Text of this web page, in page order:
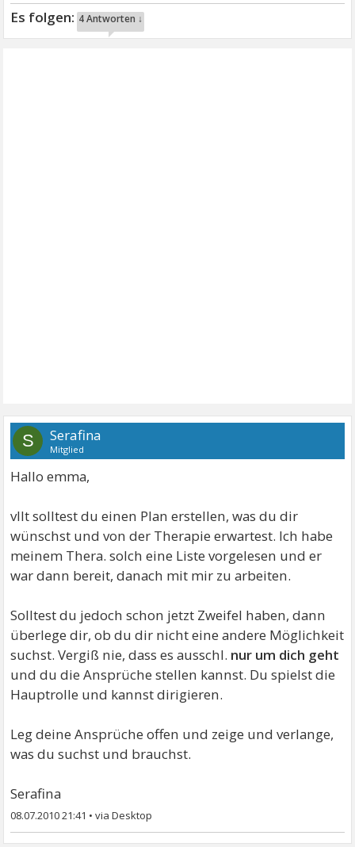
4 Antworten ↓
S Serafina
Mitglied
Hallo emma,
vllt solltest du einen Plan erstellen, was du dir
wünschst und von der Therapie erwartest. Ich habe
meinem Thera. solch eine Liste vorgelesen und er
war dann bereit, danach mit mir zu arbeiten.
Solltest du jedoch schon jetzt Zweifel haben, dann
überlege dir, ob du dir nicht eine andere Möglichkeit
suchst. Vergiß nie, dass es ausschl. nur um dich geht
und du die Ansprüche stellen kannst. Du spielst die
Hauptrolle und kannst dirigieren.
Leg deine Ansprüche offen und zeige und verlange,
was du suchst und brauchst.
Serafina
08.07.2010 21:41 •